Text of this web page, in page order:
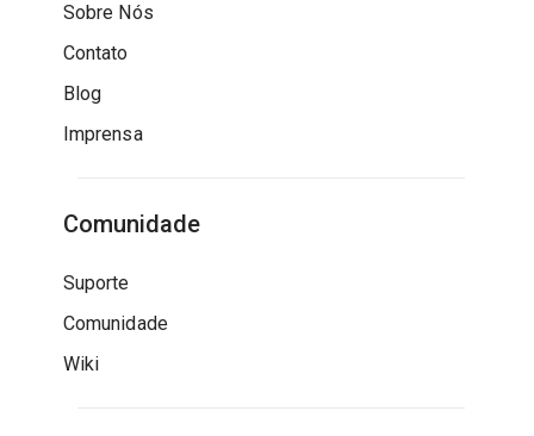
Sobre Nós
Contato
Blog
Imprensa
Comunidade
Suporte
Comunidade
Wiki